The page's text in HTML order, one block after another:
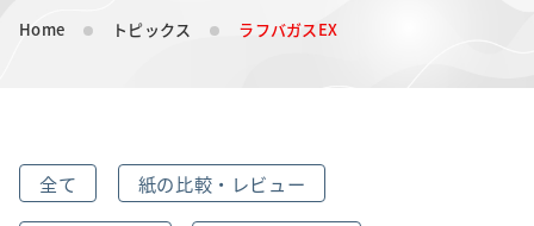
初めての方へ
オリジナル素材製造をご検討の方へ
Home トピックス ラフバガスEX
全て 紙の比較・レビュー